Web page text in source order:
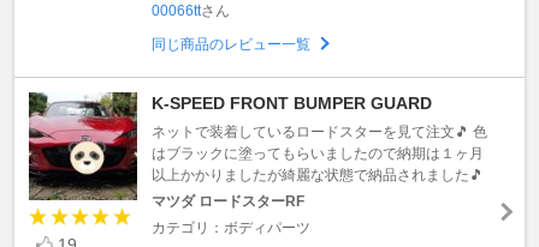
00066ttさん
同じ商品のレビュー一覧
K-SPEED FRONT BUMPER GUARD
ネットで装着しているロードスターを見て注文🎵 色
はブラックに塗ってもらいましたので納期は１ヶ月
以上かかりましたが綺麗な状態で納品されました🎵
マツダ ロードスターRF
カテゴリ：ボディパーツ